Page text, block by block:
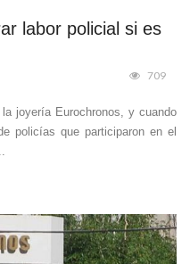
labor policial si es
709
joyería Eurochronos, y cuando
policías que participaron en el